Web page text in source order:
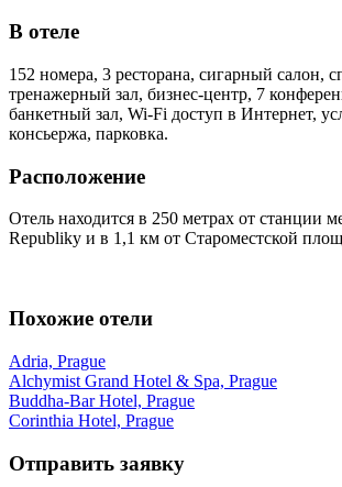
В отеле
152 номера, 3 ресторана, сигарный салон,
тренажерный зал, бизнес-центр, 7
банкетный зал, Wi-Fi доступ в Интернет,
консьержа, парковка.
Расположение
Отель находится в 250 метрах от станции
Republiky и в 1,1 км от Староместской
Похожие отели
Adria, Prague
Alchymist Grand Hotel & Spa, Prague
Buddha-Bar Hotel, Prague
Corinthia Hotel, Prague
Отправить заявку